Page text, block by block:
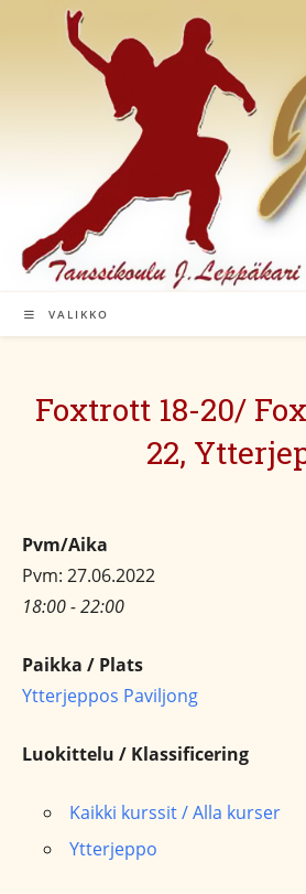
VALIKKO
Foxtrott 18-20/
22,
Pvm/Aika
Pvm: 27.06.2022
18:00 - 22:00
Paikka / Plats
Ytterjeppos Paviljong
Luokittelu / Klassificering
Kaikki kurssit / Alla kurser
Ytterjeppo